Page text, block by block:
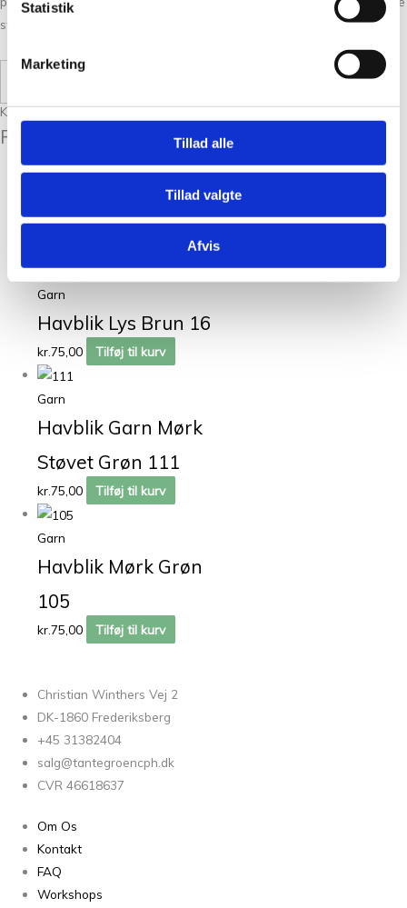
Statistik
Marketing
Tillad alle
Tillad valgte
Afvis
strikkeeventyr.
Kunder købte også
Relaterede varer
Havblik Petrol 99
Garn
Havblik Lys Brun 16
kr.75,00 Tilføj til kurv
Garn
Havblik Garn Mørk
Støvet Grøn 111
kr.75,00 Tilføj til kurv
Garn
Havblik Mørk Grøn
105
kr.75,00 Tilføj til kurv
Christian Winthers Vej 2
DK-1860 Frederiksberg
+45 31382404
salg@tantegroencph.dk
CVR 46618637
Om Os
Kontakt
FAQ
Workshops